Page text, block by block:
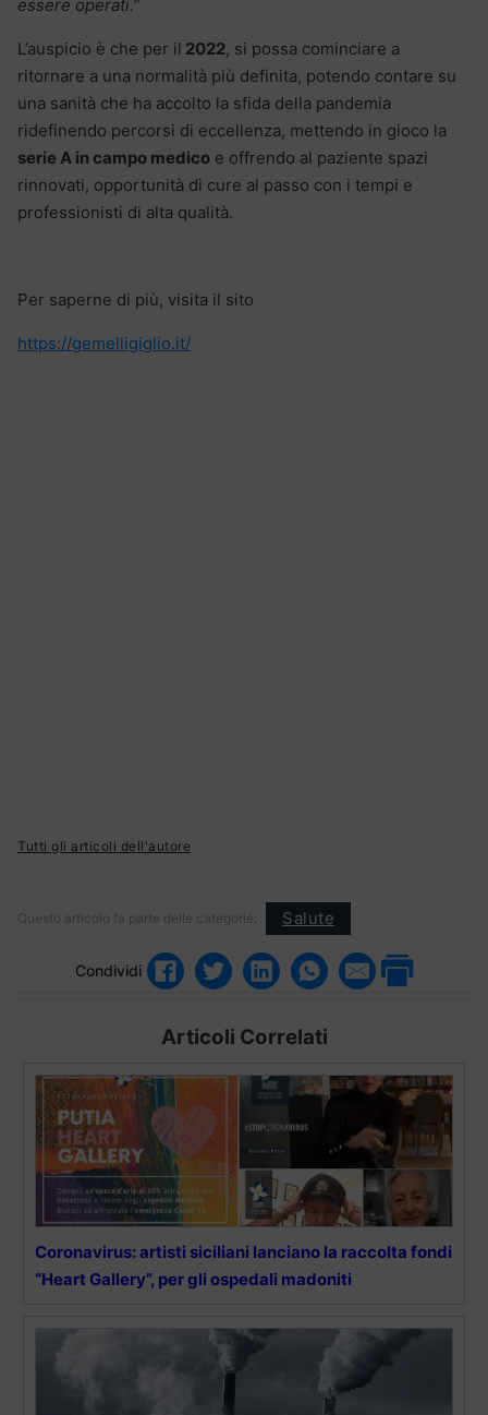
essere operati.”
L’auspicio è che per il 2022, si possa cominciare a
ritornare a una normalità più definita, potendo contare su
una sanità che ha accolto la sfida della pandemia
ridefinendo percorsi di eccellenza, mettendo in gioco la
serie A in campo medico e offrendo al paziente spazi
rinnovati, opportunità di cure al passo con i tempi e
professionisti di alta qualità.
Per saperne di più, visita il sito
https://gemelligiglio.it/
Tutti gli articoli dell'autore
Questo articolo fa parte delle categorie: Salute
Condividi
Articoli Correlati
Coronavirus: artisti siciliani lanciano la raccolta fondi
“Heart Gallery”, per gli ospedali madoniti